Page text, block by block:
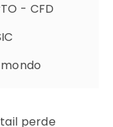
- CFD
perde